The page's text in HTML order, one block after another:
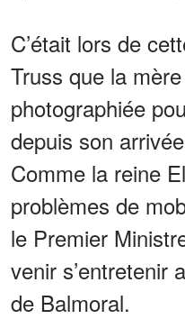
C’était lors de
Truss que la
photographiée
depuis son
Comme la reine
problèmes de
le Premier
venir s’entretenir
de Balmoral.